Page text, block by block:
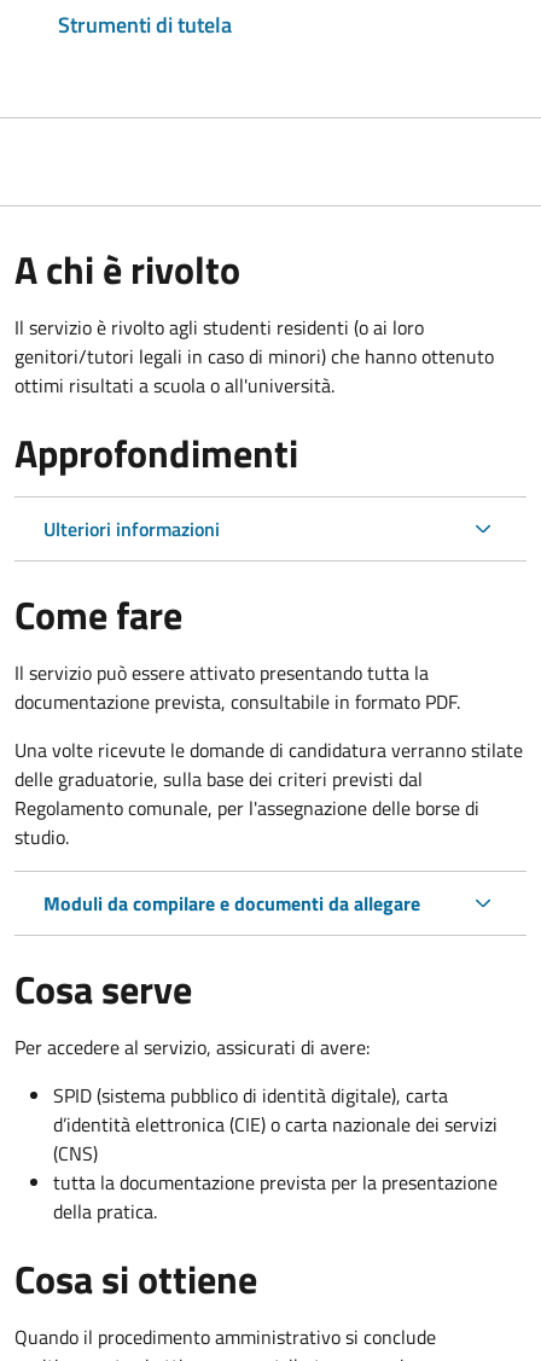
Strumenti di tutela
A chi è rivolto
Il servizio è rivolto agli studenti residenti (o ai loro
genitori/tutori legali in caso di minori) che hanno ottenuto
ottimi risultati a scuola o all'università.
Approfondimenti
Ulteriori informazioni
Come fare
Il servizio può essere attivato presentando tutta la
documentazione prevista, consultabile in formato PDF.
Una volte ricevute le domande di candidatura verranno stilate
delle graduatorie, sulla base dei criteri previsti dal
Regolamento comunale, per l'assegnazione delle borse di
studio.
Moduli da compilare e documenti da allegare
Cosa serve
Per accedere al servizio, assicurati di avere:
SPID (sistema pubblico di identità digitale), carta
d’identità elettronica (CIE) o carta nazionale dei servizi
(CNS)
tutta la documentazione prevista per la presentazione
della pratica.
Cosa si ottiene
Quando il procedimento amministrativo si conclude